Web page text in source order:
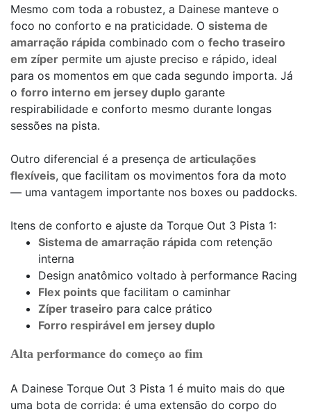
Mesmo com toda a robustez, a Dainese manteve o
foco no conforto e na praticidade. O sistema de
amarração rápida combinado com o fecho traseiro
em zíper permite um ajuste preciso e rápido, ideal
para os momentos em que cada segundo importa. Já
o forro interno em jersey duplo garante
respirabilidade e conforto mesmo durante longas
sessões na pista.
Outro diferencial é a presença de articulações
flexíveis, que facilitam os movimentos fora da moto
— uma vantagem importante nos boxes ou paddocks.
Itens de conforto e ajuste da Torque Out 3 Pista 1:
Sistema de amarração rápida com retenção
interna
Design anatômico voltado à performance Racing
Flex points que facilitam o caminhar
Zíper traseiro para calce prático
Forro respirável em jersey duplo
Alta performance do começo ao fim
A Dainese Torque Out 3 Pista 1 é muito mais do que
uma bota de corrida: é uma extensão do corpo do